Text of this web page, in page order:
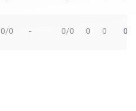
0/0 - 0/0 0 0 0